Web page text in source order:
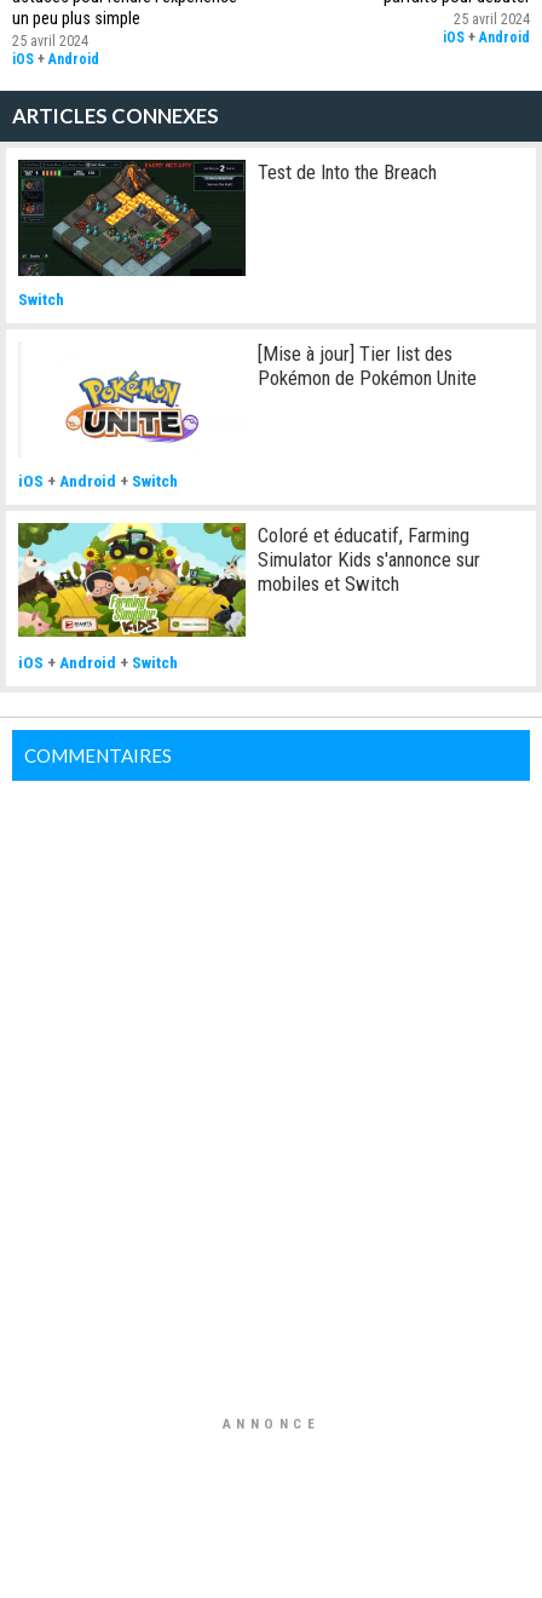
un peu plus simple
25 avril 2024
iOS +Android
25 avril 2024
iOS +Android
ARTICLES CONNEXES
Test de Into the Breach
Switch
[Mise à jour] Tier list des
Pokémon de Pokémon Unite
iOS +Android + Switch
Coloré et éducatif, Farming
Simulator Kids s'annonce sur
mobiles et Switch
iOS +Android + Switch
COMMENTAIRES
ANNONCE